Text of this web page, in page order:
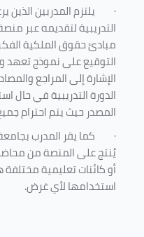
· يلتزم المدربين
التدريبية لتقديمه عبر
مبادئ حقوق الملكية
التوقيع على نموذج تعهد
الإشارة إلى المراجع
الدورة التدريبية في حال
المصدر حيث يتم احترام
· كما يقر المدرب
يُنتج على المنصة من
أو كائنات تعليمية
استخدامها لأي غرض.